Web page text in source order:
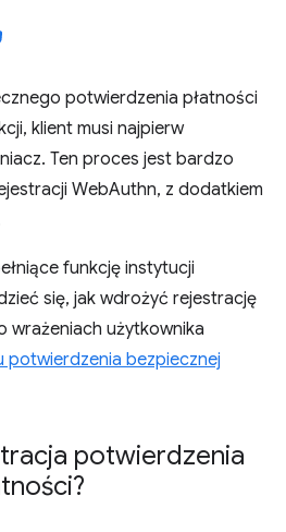
potwierdzenia płatności
klient musi najpierw
Ten proces jest bardzo
WebAuthn, z dodatkiem
funkcję instytucji
się, jak wdrożyć rejestrację
wrażeniach użytkownika
potwierdzenia bezpiecznej
potwierdzenia